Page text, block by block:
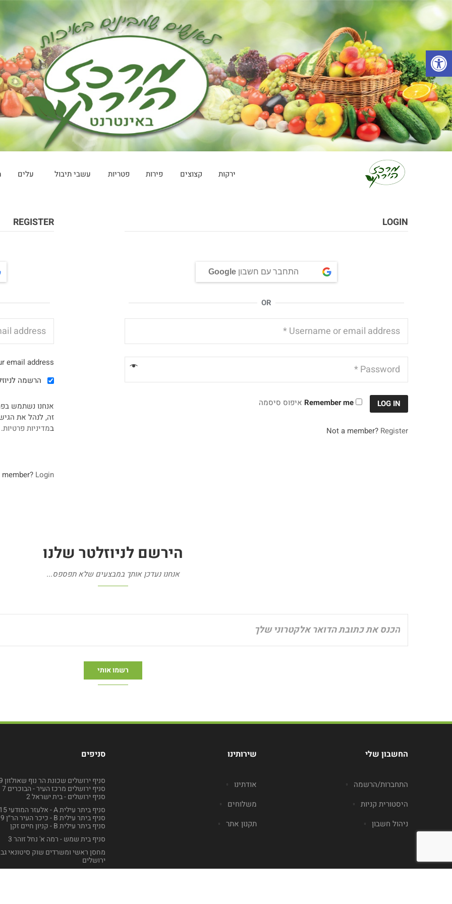
פתח סרגל נגישות
ירקות קצוצים פירות פטריות עשבי תיבול עלים
LOGIN
התחבר עם חשבוןGoogle
OR
Remember me איפוס סיסמה LOG IN
Not a member? Register
REGISTER
email address.
הרשמה
אנחנו נשתמש
זה, לנהל את
במדיניות פרטיות.
Login
הירשם לניוזלטר שלנו
אנחנו נעדכן אותך במבצעים שלא תפספס...
סניפים
סניף ירושלים שכונת הר נוף שאולזון 49
סניף ירושלים מרכז העיר - הבוכרים 7
סניף ירושלים - בית ישראל 2
סניף ביתר עילית A - אלעזר המודעי 15
סניף ביתר עילית B - כיכר העיר הר״ן 9
סניף ביתר עילית B - קניון חיים זקן
סניף בית שמש - רמה א' נחל זוהר 3
מחסן ראשי ומשרדים שוק סיטונאי
ירושלים
שירותינו
אודתינו
משלוחים
תקנון אתר
החשבון שלי
התחברות/הרשמה
היסטורית קניות
ניהול חשבון